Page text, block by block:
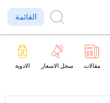
القائمة
مقالات سجل الاسعار الادوية